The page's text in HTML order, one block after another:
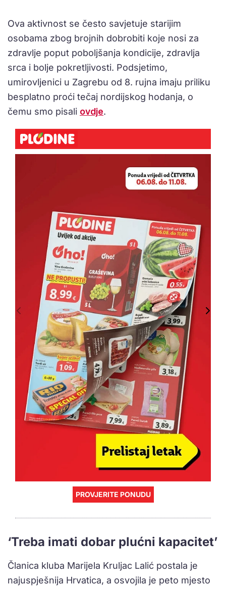
Ova aktivnost se često savjetuje starijim
osobama zbog brojnih dobrobiti koje nosi za
zdravlje poput poboljšanja kondicije, zdravlja
srca i bolje pokretljivosti. Podsjetimo,
umirovljenici u Zagrebu od 8. rujna imaju priliku
besplatno proći tečaj nordijskog hodanja, o
čemu smo pisali ovdje.
PROVJERITE PONUDU
‘Treba imati dobar plućni kapacitet’
Članica kluba Marijela Kruljac Lalić postala je
najuspješnija Hrvatica, a osvojila je peto mjesto